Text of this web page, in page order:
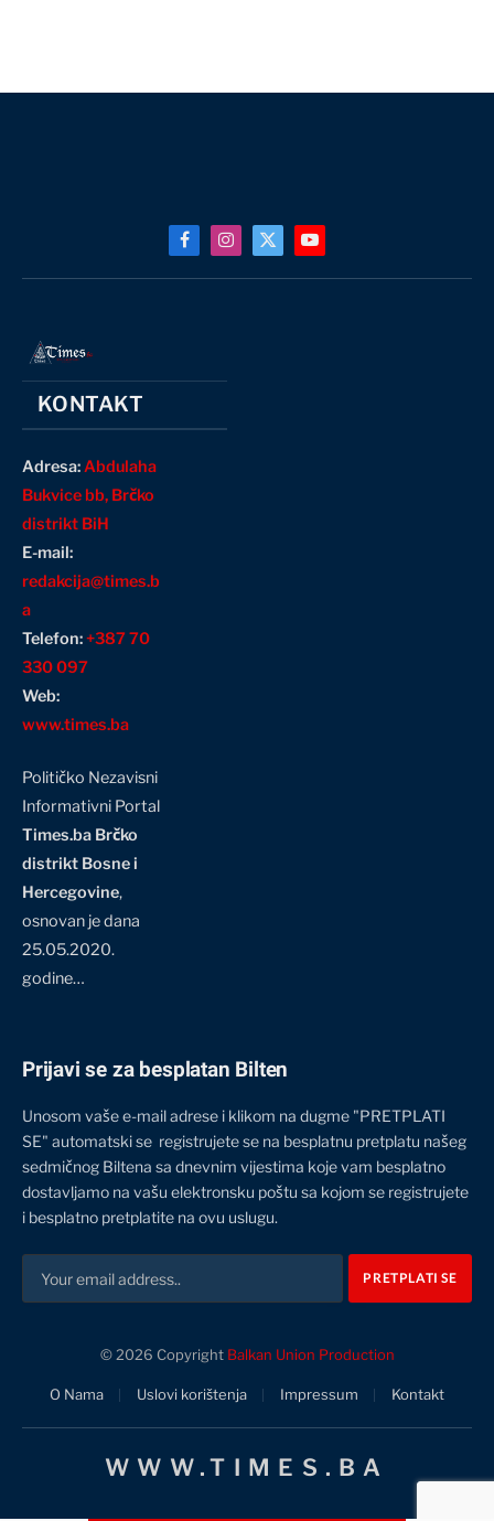
FacebookInstagram
X
YouTube
KONTAKT
Adresa:Abdulaha
Bukvice bb, Brčko
distrikt BiH
E-mail:
redakcija@times.b
a
Telefon:+387 70
330 097
Web:
www.times.ba
Političko Nezavisni
Informativni Portal
Times.ba Brčko
distrikt Bosne i
Hercegovine,
osnovan je dana
25.05.2020.
godine…
Prijavi se za besplatan Bilten
Unosom vaše e-mail adrese i klikom na dugme "PRETPLATI
SE" automatski se registrujete se na besplatnu pretplatu našeg
sedmičnog Biltena sa dnevnim vijestima koje vam besplatno
dostavljamo na vašu elektronsku poštu sa kojom se registrujete
i besplatno pretplatite na ovu uslugu.
© 2026 Copyright Balkan Union Production
O Nama Uslovi korištenja Impressum Kontakt
WWW.TIMES.BA